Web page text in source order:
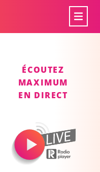
ÉCOUTEZ
MAXIMUM
EN DIRECT